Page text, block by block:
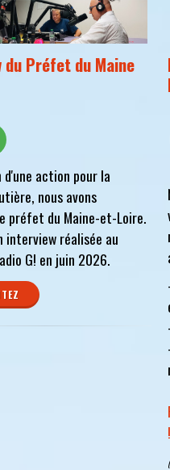
Préfet du Maine
d'une action pour la
nous avons
préfet du Maine-et-Loire.
interview réalisée au
G! en juin 2026.